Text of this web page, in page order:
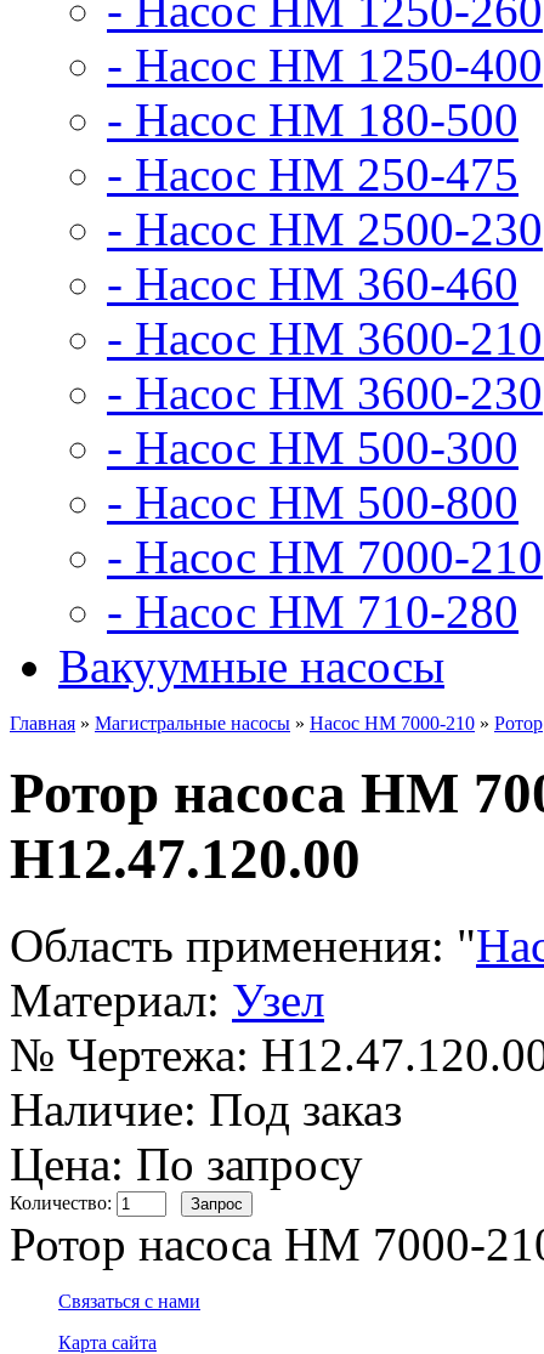
- Насос НМ 1250-400
- Насос НМ 180-500
- Насос НМ 250-475
- Насос НМ 2500-230
- Насос НМ 360-460
- Насос НМ 3600-
- Насос НМ 3600-230
- Насос НМ 500-300
- Насос НМ 500-800
- Насос НМ 7000-210
- Насос НМ 710-280
Вакуумные насосы
Главная » Магистральные насосы » Насос НМ 7000-210 » Ротор
Ротор насоса НМ
Н12.47.120.00
Область применения: "
Материал: Узел
№ Чертежа:
Наличие: Под заказ
Цена: По запросу
Количество:
Ротор насоса НМ 7000-
Связаться с нами
Карта сайта